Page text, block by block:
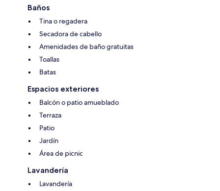
Baños
Tina o regadera
Secadora de cabello
Amenidades de baño gratuitas
Toallas
Batas
Espacios exteriores
Balcón o patio amueblado
Terraza
Patio
Jardín
Área de picnic
Lavandería
Lavandería